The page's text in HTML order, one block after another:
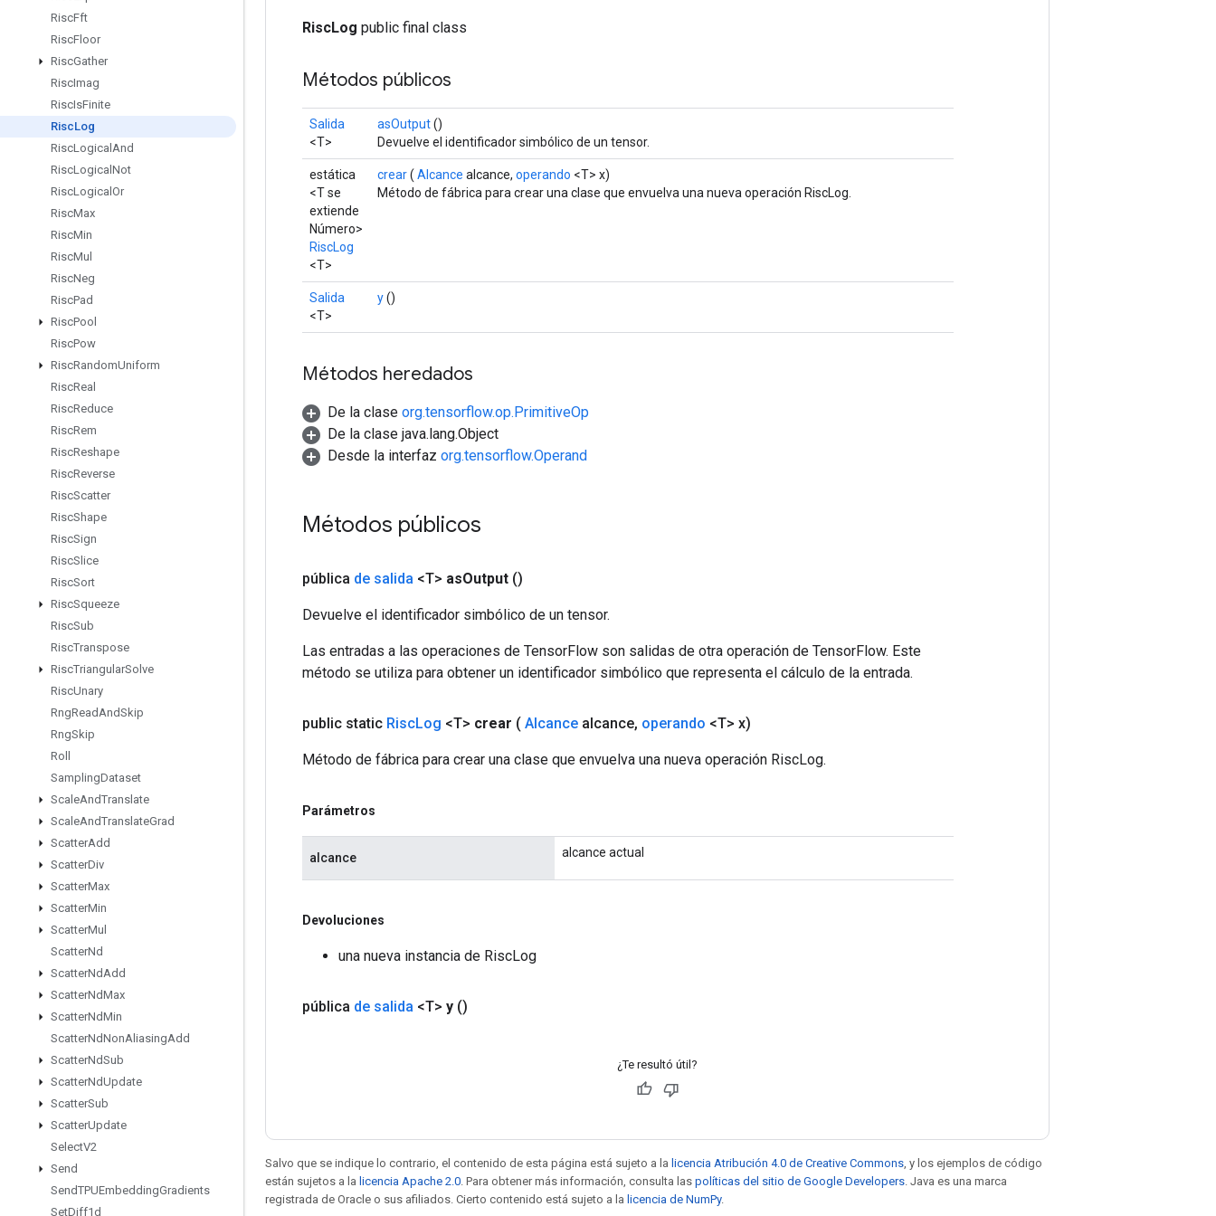
RiscFft
RiscFloor
RiscGather
RiscImag
RiscIsFinite
RiscLog
RiscLogical And
RiscLogical Not
RiscLogical Or
RiscMax
RiscMin
RiscMul
RiscNeg
RiscPad
RiscPool
RiscPow
RiscRandomUniform
RiscReal
RiscReduce
RiscRem
RiscReshape
RiscReverse
RiscScatter
RiscShape
RiscSign
RiscSlice
RiscSort
RiscSqueeze
RiscSub
RiscTranspose
RiscTriangularSolve
RiscUnary
RngReadAndSkip
RngSkip
Roll
SamplingDataset
ScaleAndTranslate
ScaleAndTranslateGrad
ScatterAdd
ScatterDiv
ScatterMax
ScatterMin
ScatterMul
ScatterNd
ScatterNdAdd
ScatterNdMax
ScatterNdMin
ScatterNdNonAliasingAdd
ScatterNdSub
ScatterNdUpdate
ScatterSub
ScatterUpdate
SelectV2
Send
SendTPUEmbeddingGradients
SetDiff1d
RiscLog public final class
Métodos públicos
Salida
<T>
asOutput()
Devuelve el identificador simbólico de un tensor.
estática
<T se
extiende
Número>
RiscLog
<T>
crear( Alcance alcance, operando <T> x)
Método de fábrica para crear una clase que envuelva una nueva operación RiscLog.
Salida
<T>
y()
Métodos heredados
De la clase org.tensorflow.op.PrimitiveOp
De la clase java.lang.Object
Desde la interfaz org.tensorflow.Operand
Métodos públicos
pública de salida <T> asOutput ()
Devuelve el identificador simbólico de un tensor.
Las entradas a las operaciones de TensorFlow son salidas de otra operación de TensorFlow. Este
método se utiliza para obtener un identificador simbólico que representa el cálculo de la entrada.
public static RiscLog <T> crear ( Alcance alcance, operando <T> x)
Método de fábrica para crear una clase que envuelva una nueva operación RiscLog.
Parámetros
alcance alcance actual
Devoluciones
una nueva instancia de RiscLog
pública de salida <T> y ()
¿Te resultó útil?
Salvo que se indique lo contrario, el contenido de esta página está sujeto a la licencia Atribución 4.0 de Creative Commons , y los ejemplos de código
están sujetos a la licencia Apache 2.0 . Para obtener más información, consulta las políticas del sitio de Google Developers . Java es una marca
registrada de Oracle o sus afiliados. Cierto contenido está sujeto a la licencia de NumPy.